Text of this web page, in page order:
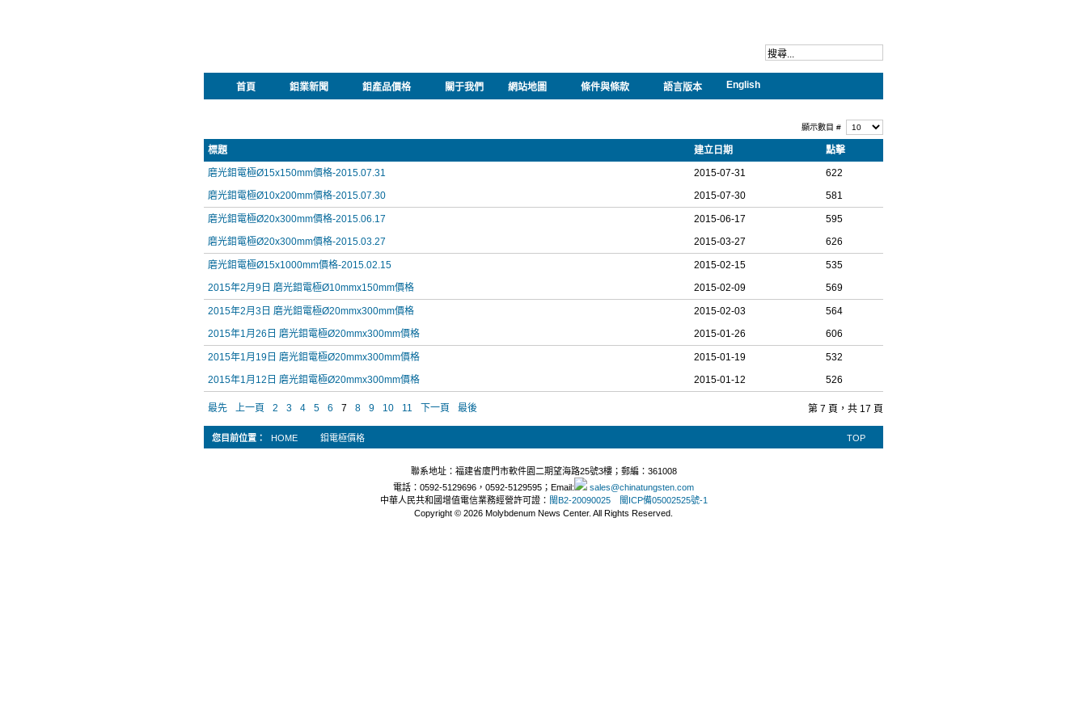
首頁 鉬業新聞 鉬產品價格 關于我們 網站地圖 條件與條款 語言版本 English
顯示數目 #
標題 建立日期
點擊
磨光鉬電極Ø15x150mm價格-2015.07.31
2015-07-31
622
磨光鉬電極Ø10x200mm價格-2015.07.30
2015-07-30 581
磨光鉬電極Ø20x300mm價格-2015.06.17 2015-06-17
595
磨光鉬電極Ø20x300mm價格-2015.03.27
2015-03-27 626
磨光鉬電極Ø15x1000mm價格-2015.02.15 2015-02-15
535
2015年2月9日 磨光鉬電極Ø10mmx150mm價格
2015-02-09 569
2015年2月3日 磨光鉬電極Ø20mmx300mm價格 2015-02-03
564
2015年1月26日 磨光鉬電極Ø20mmx300mm價格
2015-01-26 606
2015年1月19日 磨光鉬電極Ø20mmx300mm價格 2015-01-19
532
2015年1月12日 磨光鉬電極Ø20mmx300mm價格
2015-01-12 526
第 7 頁，共 17 頁
最先 上一頁 2 3 4 5 6 7 8 9 10 11 下一頁 最後
您目前位置： HOME 鉬電極價格 TOP
聯系地址：福建省廈門市軟件園二期望海路25號3樓；郵編：361008
電話：0592-5129696，0592-5129595；Email:
sales@chinatungsten.com
中華人民共和國增值電信業務經營許可證： 閩B2-20090025
閩ICP備05002525號-1
Copyright © 2026 Molybdenum News Center. All Rights Reserved.